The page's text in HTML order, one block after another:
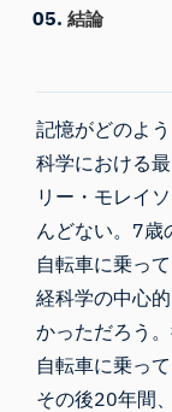
結論
記憶がどのよ
科学における
リー・モレイ
んどない。7歳
自転車に乗っ
経科学の中心
かっただろう
自転車に乗っ
その後20年間